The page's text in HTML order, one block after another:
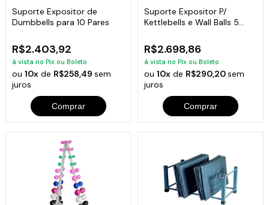
Suporte Expositor de
Dumbbells para 10 Pares
R$2.403,92
à vista no Pix ou Boleto
ou10x de R$258,49sem
juros
Comprar
Suporte Expositor P/
Kettlebells e Wall Balls 5
R$2.698,86
à vista no Pix ou Boleto
ou 10xde R$290,20sem
juros
Comprar